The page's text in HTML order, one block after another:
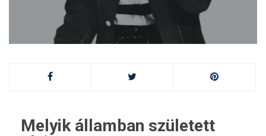
Melyik államban született